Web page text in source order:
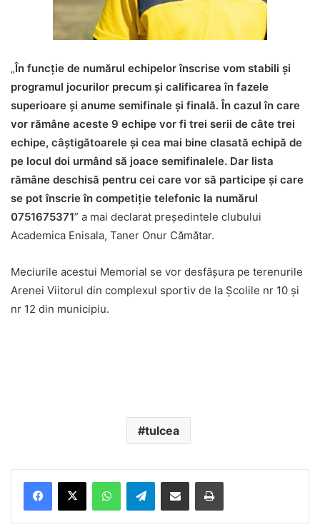
„În funcţie de numărul echipelor înscrise vom stabili şi
programul jocurilor precum şi calificarea în fazele
superioare şi anume semifinale şi finală. În cazul în care
vor rămâne aceste 9 echipe vor fi trei serii de câte trei
echipe, câştigătoarele şi cea mai bine clasată echipă de
pe locul doi urmând să joace semifinalele. Dar lista
rămâne deschisă pentru cei care vor să participe şi care
se pot înscrie în competiţie telefonic la numărul
0751675371” a mai declarat preşedintele clubului
Academica Enisala, Taner Onur Cămătar.
Meciurile acestui Memorial se vor desfăşura pe terenurile
Arenei Viitorul din complexul sportiv de la Şcolile nr 10 şi
nr 12 din municipiu.
tulcea
Telegram